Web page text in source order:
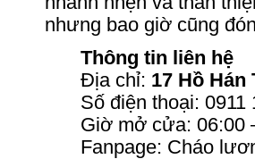
nhưng bao giờ cũng
Thông tin liên hệ
Địa chỉ: 17 Hồ
Số điện thoại: 0911
Giờ mở cửa: 06:00
Fanpage: Cháo